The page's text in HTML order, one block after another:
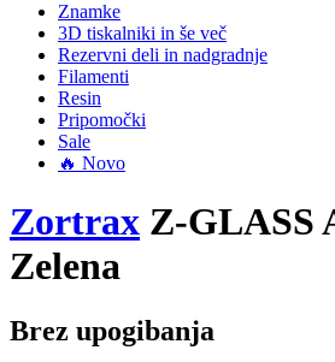
Znamke
3D tiskalniki in še več
Rezervni deli in nadgradnje
Filamenti
Resin
Pripomočki
Sale
🔥 Novo
Zortrax Z-GLASS
Zelena
Brez upogibanja